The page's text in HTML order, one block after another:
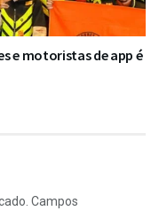
e motoristas de app é
Campos